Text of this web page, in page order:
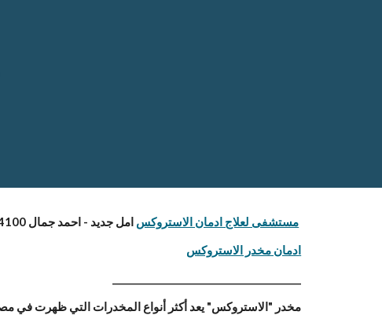
مستشفى لعلاج ادمان الاستروكس
ادمان مخدر الاستروكس